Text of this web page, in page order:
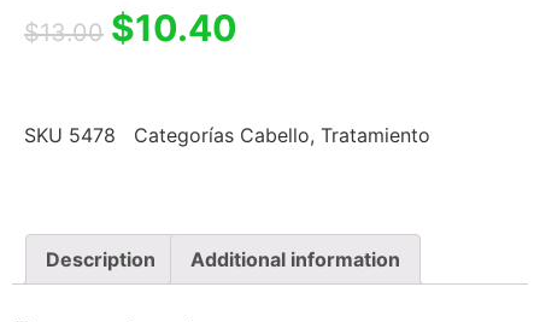
$13.00 $10.40
SKU 5478 Categorías Cabello, Tratamiento
Description Additional information